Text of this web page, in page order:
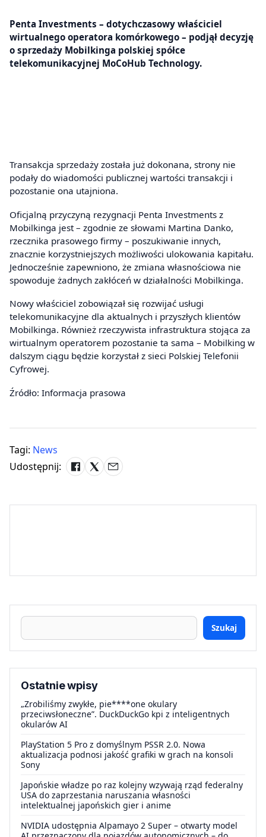
Penta Investments – dotychczasowy właściciel
wirtualnego operatora komórkowego – podjął decyzję
o sprzedaży Mobilkinga polskiej spółce
telekomunikacyjnej MoCoHub Technology.
Transakcja sprzedaży została już dokonana, strony nie
podały do wiadomości publicznej wartości transakcji i
pozostanie ona utajniona.
Oficjalną przyczyną rezygnacji Penta Investments z
Mobilkinga jest – zgodnie ze słowami Martina Danko,
rzecznika prasowego firmy – poszukiwanie innych,
znacznie korzystniejszych możliwości ulokowania kapitału.
Jednocześnie zapewniono, że zmiana własnościowa nie
spowoduje żadnych zakłóceń w działalności Mobilkinga.
Nowy właściciel zobowiązał się rozwijać usługi
telekomunikacyjne dla aktualnych i przyszłych klientów
Mobilkinga. Również rzeczywista infrastruktura stojąca za
wirtualnym operatorem pozostanie ta sama – Mobilking w
dalszym ciągu będzie korzystał z sieci Polskiej Telefonii
Cyfrowej.
Źródło: Informacja prasowa
Tagi: News
Udostępnij:
Szukaj
Ostatnie wpisy
„Zrobiliśmy zwykłe, pie****one okulary
przeciwsłoneczne”. DuckDuckGo kpi z inteligentnych
okularów AI
PlayStation 5 Pro z domyślnym PSSR 2.0. Nowa
aktualizacja podnosi jakość grafiki w grach na konsoli
Sony
Japońskie władze po raz kolejny wzywają rząd federalny
USA do zaprzestania naruszania własności
intelektualnej japońskich gier i anime
NVIDIA udostępnia Alpamayo 2 Super – otwarty model